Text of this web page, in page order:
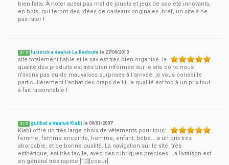
bien faits. À noter aussi pas mal de jouets et jeux de société innovants,
en bois, qui feront des idées de cadeaux originales. bref, un site à ne
pas rater !
5 / 5 lucieisk a évalué La Redoute le 27/06/2013
site totalement fiable et le sav est très bien organisé. la
qualité des produits est très bien informée sur le site donc nous
n'avons pas eu de mauvaises surprises à l'arrivée. je vous conseille
particulièrement l'achat des draps de lit, la qualité est top à un prix tout
à fait raisonnable !
5 / 5 guilbal a évalué Kiabi le06/01/2007
Kiabi offre un très large choix de vêtements pour tous:
femme, femme enceinte, homme, enfant, bébé... à un prix très
abordable, et de bonne qualité. La navigation sur le site, très
esthétique, est très facile, avec des rubriques précises. La livraison est
en général très rapide.[10][coeur]